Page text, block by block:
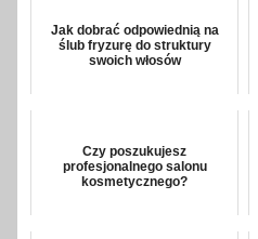
Jak dobrać odpowiednią na
ślub fryzurę do struktury
swoich włosów
Czy poszukujesz
profesjonalnego salonu
kosmetycznego?